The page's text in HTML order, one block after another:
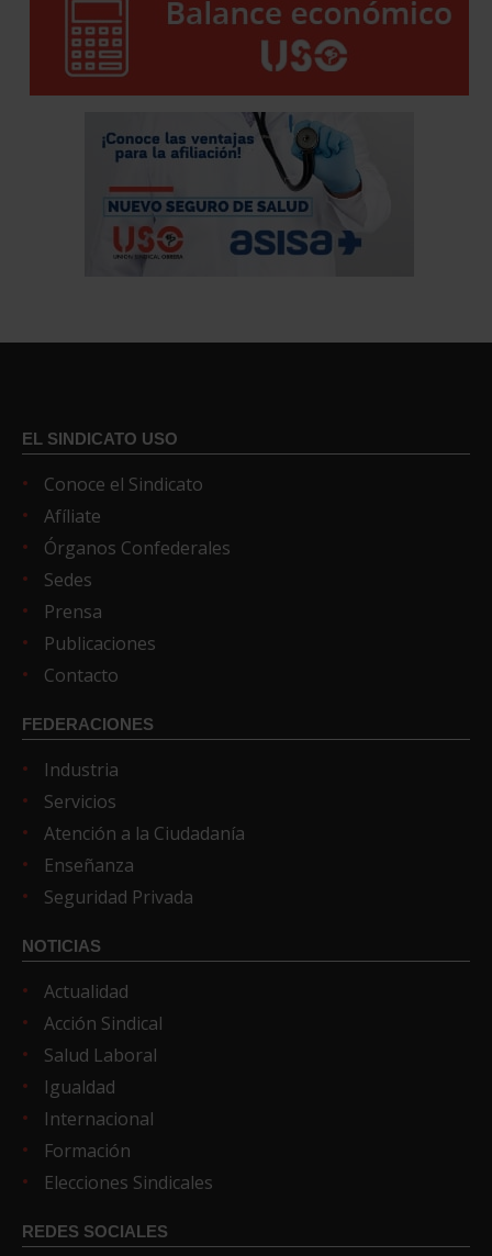
EL SINDICATO USO
Conoce el Sindicato
Afíliate
Órganos Confederales
Sedes
Prensa
Publicaciones
Contacto
FEDERACIONES
Industria
Servicios
Atención a la Ciudadanía
Enseñanza
Seguridad Privada
NOTICIAS
Actualidad
Acción Sindical
Salud Laboral
Igualdad
Internacional
Formación
Elecciones Sindicales
REDES SOCIALES